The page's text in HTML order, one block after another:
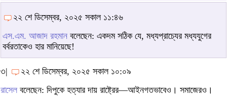
২২ শে ডিসেম্বর, ২০২৫ সকাল ১১:৪৬
এস.এম. আজাদ রহমান বলেছেন: একদম সঠিক যে, মধ্যপ্রাচ্যের মধ্যযুগের
বর্বরতাকেও হার মানিয়েছে!
৩|
২২ শে ডিসেম্বর, ২০২৫ সকাল ১০:০৯
রাসেল বলেছেন: দিপুকে হত্যার দায় রাষ্ট্রের—আইনগতভাবেও। সমাজেরও।